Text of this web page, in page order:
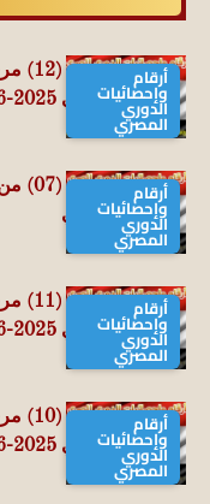
أرقام
وإحصائيات
الدوري
المصري
حصاد
الدوري المصري 2025-2026
أرقام
وإحصائيات
الدوري
المصري
حصاد
الدوري المصري
أرقام
وإحصائيات
الدوري
المصري
حصاد
الدوري المصري 2025-2026
أرقام
وإحصائيات
الدوري
المصري
حصاد
الدوري المصري 2025-2026